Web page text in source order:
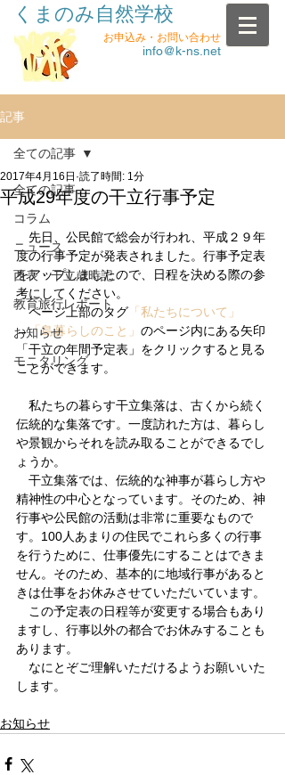
くまのみ自然学校
お申込み・お問い合わせ
info@k-ns.net
記事
全ての記事
コラム
ニュース
西表・干立歳時記
教育旅行レポート
お知らせ
モニタリング
全ての記事
平成29年度の干立行事予定
2017年4月16日 読了時間: 1分
先日、公民館で総会が行われ、平成２９年
度の行事予定が発表されました。行事予定表
をアップしましたので、日程を決める際の参
考にしてください。
ページ上部のタグ 「私たちについて」
→「島暮らしのこと」 のページ内にある矢印
「干立の年間予定表」をクリックすると見る
ことができます。
私たちの暮らす干立集落は、古くから続く
伝統的な集落です。一度訪れた方は、暮らし
や景観からそれを読み取ることができるでし
ょうか。
干立集落では、伝統的な神事が暮らし方や
精神性の中心となっています。そのため、神
行事や公民館の活動は非常に重要なもので
す。100人あまりの住民でこれら多くの行事
を行うために、仕事優先にすることはできま
せん。そのため、基本的に地域行事があると
きは仕事をお休みさせていただいています。
この予定表の日程等が変更する場合もあり
ますし、行事以外の都合でお休みすることも
あります。
なにとぞご理解いただけるようお願いいた
します。
お知らせ